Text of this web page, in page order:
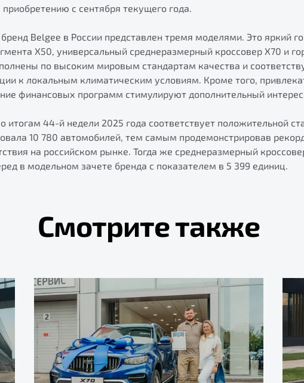
с сентября текущего года.
Belgee в России представлен тремя моделями. Это яркий
X50, универсальный среднеразмерный кроссовер X70 и
по высоким мировым стандартам качества и
к локальным климатическим условиям. Кроме того,
финансовых программ стимулируют дополнительный интерес
44-й недели 2025 года соответствует положительной
10 780 автомобилей, тем самым продемонстрировав
на российском рынке. Тогда же среднеразмерный
в модельном зачете бренда с показателем в 5 399 единиц.
Смотрите также